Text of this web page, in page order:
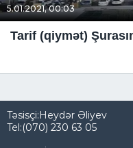
5.01.2021, 00:03
Tarif (qiymət)
Təsisçi:Heydər Əliyev
Tel:(070) 230 63 05